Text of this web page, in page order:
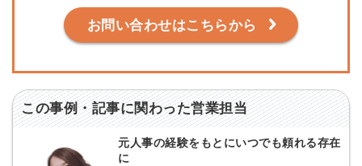
お問い合わせはこちらから
この事例・記事に関わった営業担当
元人事の経験をもとにいつでも頼れる存在
に